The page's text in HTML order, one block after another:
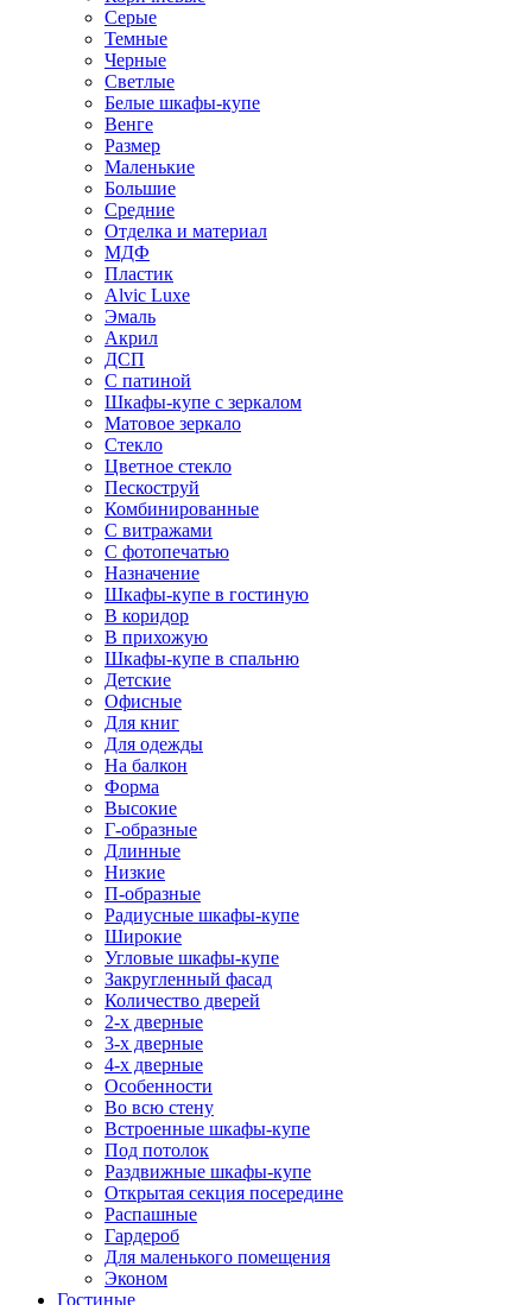
Серые
Темные
Черные
Светлые
Белые шкафы-купе
Венге
Размер
Маленькие
Большие
Средние
Отделка и материал
МДФ
Пластик
Alvic Luxe
Эмаль
Акрил
ДСП
С патиной
Шкафы-купе с зеркалом
Матовое зеркало
Стекло
Цветное стекло
Пескоструй
Комбинированные
С витражами
С фотопечатью
Назначение
Шкафы-купе в гостиную
В коридор
В прихожую
Шкафы-купе в спальню
Детские
Офисные
Для книг
Для одежды
На балкон
Форма
Высокие
Г-образные
Длинные
Низкие
П-образные
Радиусные шкафы-купе
Широкие
Угловые шкафы-купе
Закругленный фасад
Количество дверей
2-х дверные
3-х дверные
4-х дверные
Особенности
Во всю стену
Встроенные шкафы-купе
Под потолок
Раздвижные шкафы-купе
Открытая секция посередине
Распашные
Гардероб
Для маленького помещения
Эконом
Гостиные